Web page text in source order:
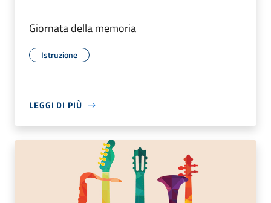
Giornata della memoria
Istruzione
LEGGI DI PIÙ